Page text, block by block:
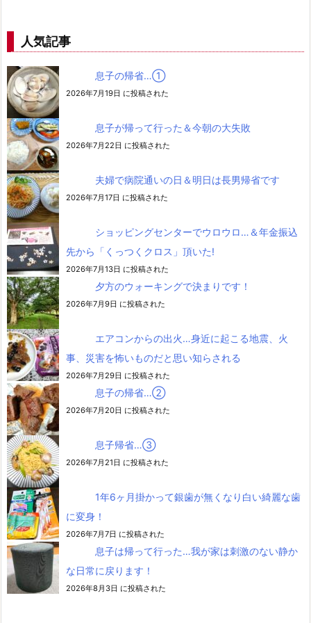
人気記事
息子の帰省…➀
2026年7月19日 に投稿された
息子が帰って行った＆今朝の大失敗
2026年7月22日 に投稿された
夫婦で病院通いの日＆明日は長男帰省です
2026年7月17日 に投稿された
ショッピングセンターでウロウロ…＆年金振込
先から「くっつくクロス」頂いた!
2026年7月13日 に投稿された
夕方のウォーキングで決まりです！
2026年7月9日 に投稿された
エアコンからの出火…身近に起こる地震、火
事、災害を怖いものだと思い知らされる
2026年7月29日 に投稿された
息子の帰省…②
2026年7月20日 に投稿された
息子帰省…③
2026年7月21日 に投稿された
1年6ヶ月掛かって銀歯が無くなり白い綺麗な歯
に変身！
2026年7月7日 に投稿された
息子は帰って行った…我が家は刺激のない静か
な日常に戻ります！
2026年8月3日 に投稿された